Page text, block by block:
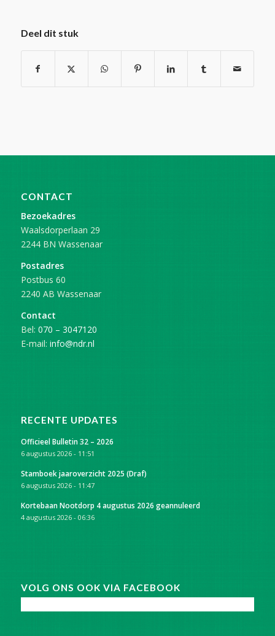
Deel dit stuk
CONTACT
Bezoekadres
Waalsdorperlaan 29
2244 BN Wassenaar
Postadres
Postbus 60
2240 AB Wassenaar
Contact
Bel: 070 – 3047120
E-mail: info@ndr.nl
RECENTE UPDATES
Officieel Bulletin 32 – 2026
6 augustus 2026 - 11:51
Stamboek jaaroverzicht 2025 (Draf)
6 augustus 2026 - 11:47
Kortebaan Nootdorp 4 augustus 2026 geannuleerd
4 augustus 2026 - 06:36
VOLG ONS OOK VIA FACEBOOK